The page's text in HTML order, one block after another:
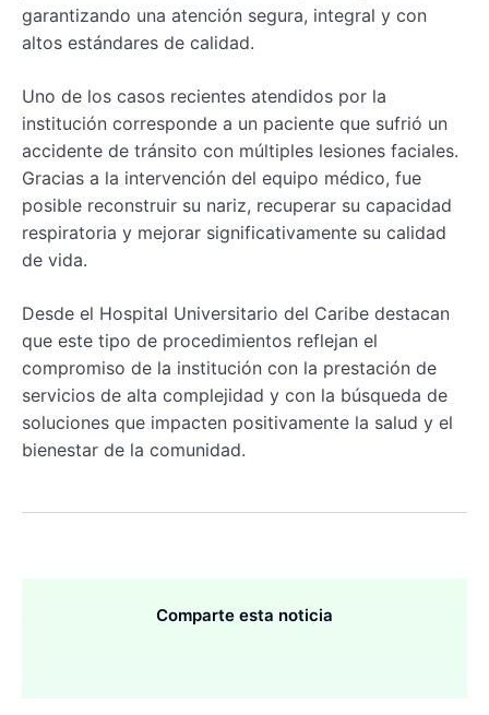
garantizando una atención segura, integral y con
altos estándares de calidad.
Uno de los casos recientes atendidos por la
institución corresponde a un paciente que sufrió un
accidente de tránsito con múltiples lesiones faciales.
Gracias a la intervención del equipo médico, fue
posible reconstruir su nariz, recuperar su capacidad
respiratoria y mejorar significativamente su calidad
de vida.
Desde el Hospital Universitario del Caribe destacan
que este tipo de procedimientos reflejan el
compromiso de la institución con la prestación de
servicios de alta complejidad y con la búsqueda de
soluciones que impacten positivamente la salud y el
bienestar de la comunidad.
Comparte esta noticia